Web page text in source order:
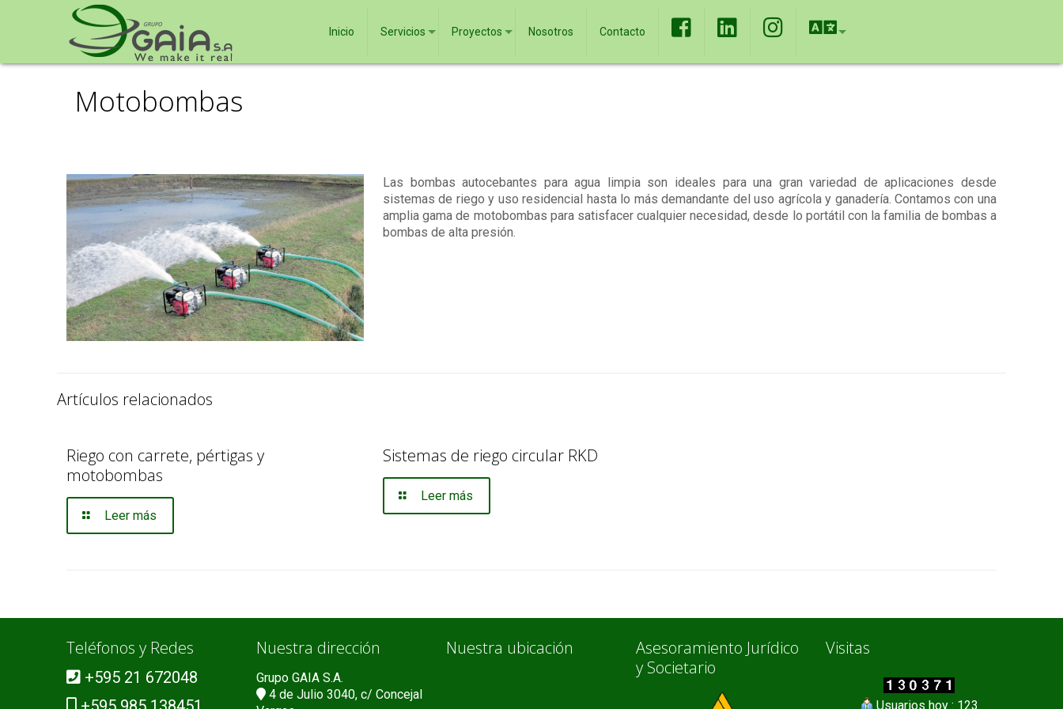
Inicio Servicios Proyectos Nosotros Contacto
Motobombas
Las bombas autocebantes para agua limpia son ideales para una gran variedad de aplicaciones desde
sistemas de riego y uso residencial hasta lo más demandante del uso agrícola y ganadería. Contamos con una
amplia gama de motobombas para satisfacer cualquier necesidad, desde lo portátil con la familia de bombas a
bombas de alta presión.
Artículos relacionados
Riego con carrete, pértigas y
motobombas
Leer más
Sistemas de riego circular RKD
Leer más
Teléfonos y Redes
+595 21 672048
Nuestra dirección
Grupo GAIA S.A.
4 de Julio 3040, c/ Concejal
Nuestra ubicación
Asesoramiento Jurídico
y Societario
Visitas
Usuarios hoy : 123